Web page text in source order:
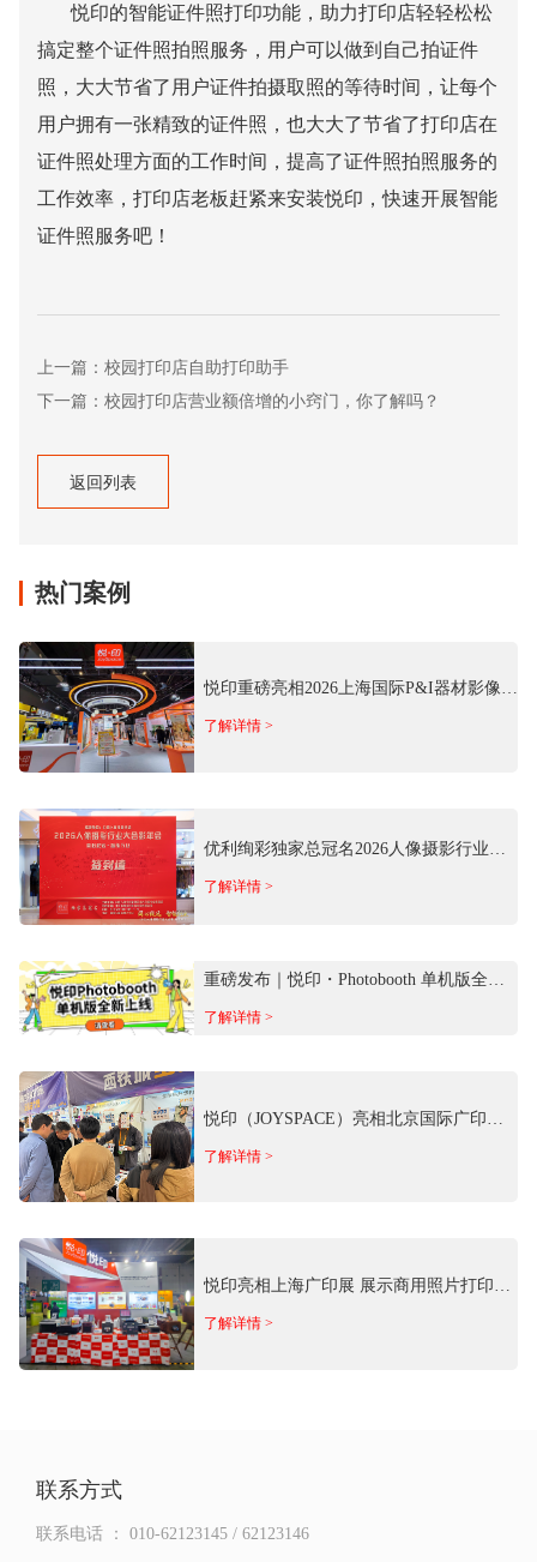
悦印的智能证件照打印功能，助力打印店轻轻松松
搞定整个证件照拍照服务，用户可以做到自己拍证件
照，大大节省了用户证件拍摄取照的等待时间，让每个
用户拥有一张精致的证件照，也大大了节省了打印店在
证件照处理方面的工作时间，提高了证件照拍照服务的
工作效率，打印店老板赶紧来安装悦印，快速开展智能
证件照服务吧！
上一篇：校园打印店自助打印助手
下一篇：校园打印店营业额倍增的小窍门，你了解吗？
返回列表
热门案例
悦印重磅亮相2026上海国际P&I器材影像
展 推出多场景商用影像方案
了解详情 >
优利绚彩独家总冠名2026人像摄影行业大
了解详情 >
重磅发布｜悦印・Photobooth 单机版全新
上线！离线免费用
了解详情 >
悦印（JOYSPACE）亮相北京国际广印展
了解详情 >
悦印亮相上海广印展 展示商用照片打印全
矩阵产品
了解详情 >
联系方式
联系电话 ： 010-62123145 / 62123146